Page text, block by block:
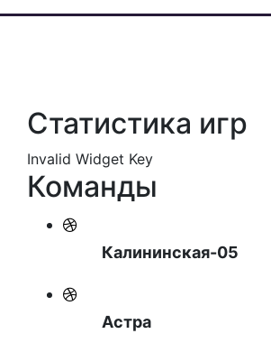
Статистика игр
Invalid Widget Key
Команды
Калининская-05
Астра